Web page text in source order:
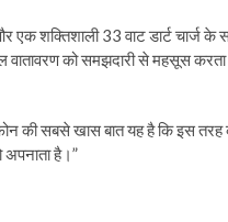
शक्तिशाली 33 वाट डार्ट चार्ज
को समझदारी से महसूस
की सबसे खास बात यह है कि इस
है।”